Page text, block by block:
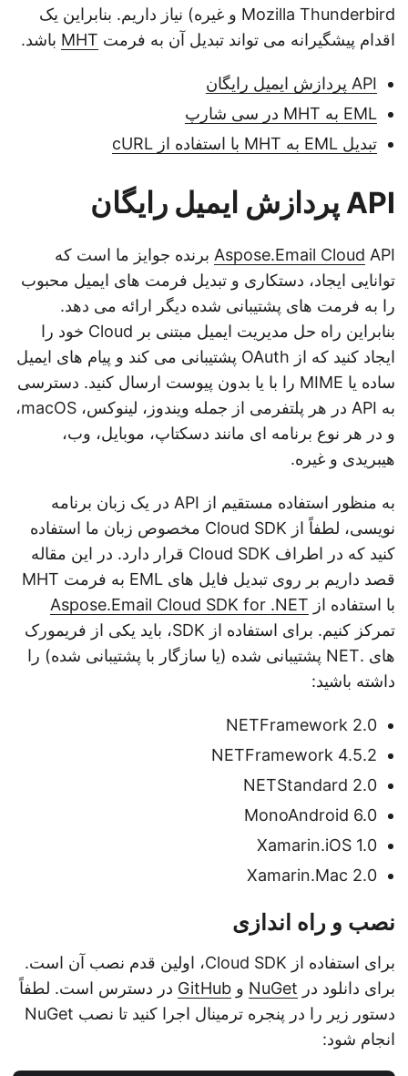
Mozilla Thunderbird و غیره) نیاز داریم. بنابراین یک
اقدام پیشگیرانه می تواند تبدیل آن به فرمتMHTباشد.
API پردازش ایمیل رایگان
EML به MHT در سی شارپ
تبدیل EML به MHT با استفاده از cURL
API پردازش ایمیل رایگان
Aspose.Email CloudAPI برنده جوایز ما است که
توانایی ایجاد، دستکاری و تبدیل فرمت های ایمیل محبوب
را به فرمت های پشتیبانی شده دیگر ارائه می دهد.
بنابراین راه حل مدیریت ایمیل مبتنی بر Cloud خود را
ایجاد کنید که از OAuth پشتیبانی می کند و پیام های ایمیل
ساده یا MIME را با یا بدون پیوست ارسال کنید. دسترسی
به API در هر پلتفرمی از جمله ویندوز، لینوکس، macOS،
و در هر نوع برنامه ای مانند دسکتاپ، موبایل، وب،
هیبریدی و غیره.
به منظور استفاده مستقیم از API در یک زبان برنامه
نویسی، لطفاً از Cloud SDK مخصوص زبان ما استفاده
کنید که در اطراف Cloud SDK قرار دارد. در این مقاله
قصد داریم بر روی تبدیل فایل های EML به فرمت MHT
با استفاده از Aspose.Email Cloud SDK for .NET
تمرکز کنیم. برای استفاده از SDK، باید یکی از فریمورک
های .NET پشتیبانی شده (یا سازگار با پشتیبانی شده) را
داشته باشید:
NETFramework 2.0
NETFramework 4.5.2
NETStandard 2.0
MonoAndroid 6.0
Xamarin.iOS 1.0
Xamarin.Mac 2.0
نصب و راه اندازی
برای استفاده از Cloud SDK، اولین قدم نصب آن است.
برای دانلود در NuGetوGitHubدر دسترس است. لطفاً
دستور زیر را در پنجره ترمینال اجرا کنید تا نصب NuGet
انجام شود: